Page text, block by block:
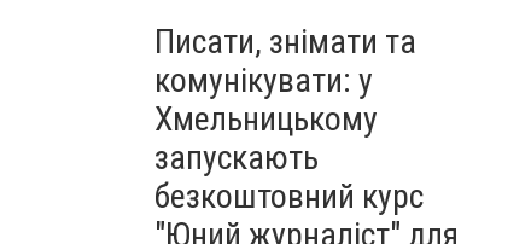
Писати, знімати та
комунікувати: у
Хмельницькому
запускають
безкоштовний курс
"Юний журналіст" для